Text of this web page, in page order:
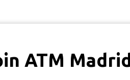
ATM Madrid